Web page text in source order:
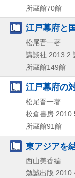
所蔵館70館
江戸幕府と
松尾晋一著
講談社 2013.2
所蔵館149館
江戸幕府の
松尾晋一著
校倉書房
所蔵館91館
東アジアを
西山美香編
勉誠出版